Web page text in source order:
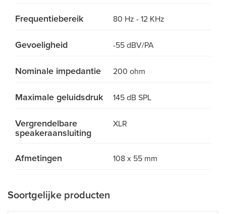
Frequentiebereik 80 Hz - 12 KHz
Gevoeligheid -55 dBV/PA
Nominale impedantie 200 ohm
Maximale geluidsdruk 145 dB SPL
Vergrendelbare
speakeraansluiting
XLR
Afmetingen 108 x 55 mm
Soortgelijke producten